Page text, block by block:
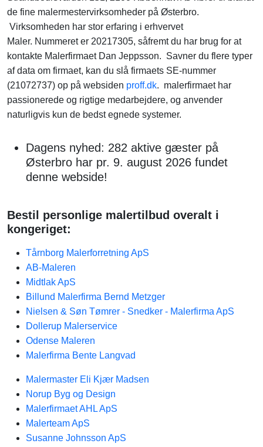
de fine malermestervirksomheder på Østerbro.
Virksomheden har stor erfaring i erhvervet
Maler. Nummeret er 20217305, såfremt du har brug for at
kontakte Malerfirmaet Dan Jeppsson. Savner du flere typer
af data om firmaet, kan du slå firmaets SE-nummer
(21072737) op på websiden proff.dk. malerfirmaet har
passionerede og rigtige medarbejdere, og anvender
naturligvis kun de bedst egnede systemer.
Dagens nyhed: 282 aktive gæster på
Østerbro har pr. 9. august 2026 fundet
denne webside!
Bestil personlige malertilbud overalt i
kongeriget:
Tårnborg Malerforretning ApS
AB-Maleren
Midtlak ApS
Billund Malerfirma Bernd Metzger
Nielsen & Søn Tømrer - Snedker - Malerfirma ApS
Dollerup Malerservice
Odense Maleren
Malerfirma Bente Langvad
Malermaster Eli Kjær Madsen
Norup Byg og Design
Malerfirmaet AHL ApS
Malerteam ApS
Susanne Johnsson ApS